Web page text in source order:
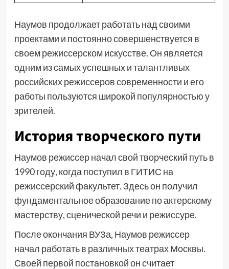
Наумов продолжает работать над своими
проектами и постоянно совершенствуется в
своем режиссерском искусстве. Он является
одним из самых успешных и талантливых
российских режиссеров современности и его
работы пользуются широкой популярностью у
зрителей.
История творческого пути
Наумов режиссер начал свой творческий путь в
1990 году, когда поступил в ГИТИС на
режиссерский факультет. Здесь он получил
фундаментальное образование по актерскому
мастерству, сценической речи и режиссуре.
После окончания ВУЗа, Наумов режиссер
начал работать в различных театрах Москвы.
Своей первой постановкой он считает